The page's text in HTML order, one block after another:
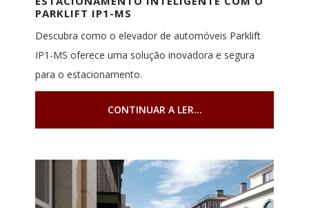
PARKLIFT IP1-MS
Descubra como o elevador de automóveis Parklift
IP1-MS oferece uma solução inovadora e segura
para o estacionamento.
CONTINUAR A LER...